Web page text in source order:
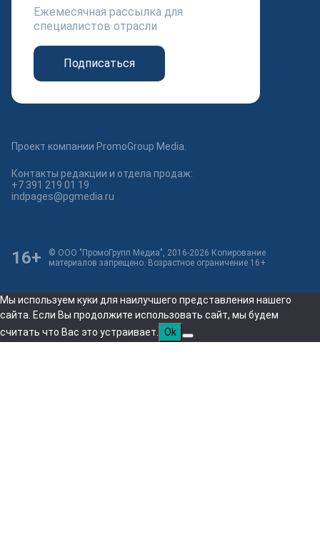
Ежемесячная рассылка для
специалистов отрасли
Подписаться
Проект компании PromoGroup Media.
Контакты редакции и отдела продаж:
+7 391 219 01 19
indpages@pgmedia.ru
© ООО "ПромоГрупп Медиа", 2016-2026 Копирование
материалов запрещено. Возрастное ограничение 16+
16+
Мы используем куки для наилучшего представления нашего
сайта. Если Вы продолжите использовать сайт, мы будем
считать что Вас это устраивает.
Ok